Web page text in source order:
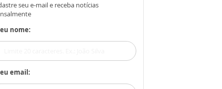
seu e-mail e receba notícias
nome:
email: